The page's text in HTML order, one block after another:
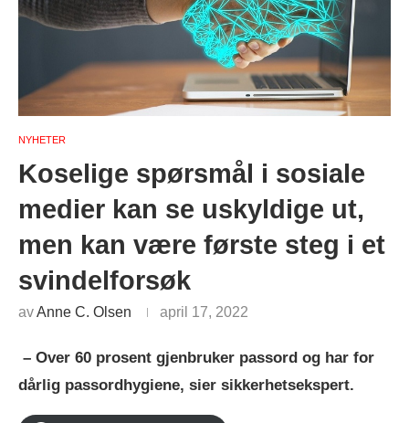
NYHETER
Koselige spørsmål i sosiale
medier kan se uskyldige ut,
men kan være første steg i et
svindelforsøk
avAnne C. Olsen april 17, 2022
– Over 60 prosent gjenbruker passord og har for
dårlig passordhygiene, sier sikkerhetsekspert.